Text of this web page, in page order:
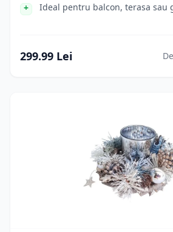
Ideal pentru balcon, terasa sau
299.99 Lei